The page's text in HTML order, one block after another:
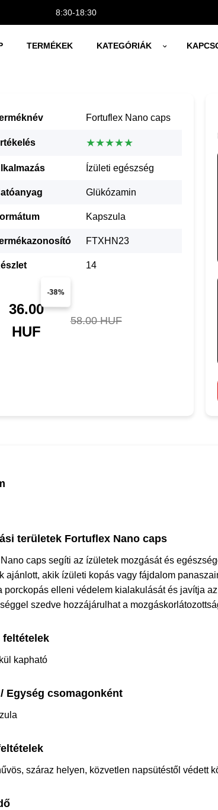
8:30-18:30
TERMÉKEK KATEGÓRIÁK
Fortuflex Nano caps
★★★★★
Ízületi egészség
Glükózamin
Kapszula
FTXHN23
14
-38%
36.00
HUF
58.00 HUF
területek Fortuflex Nano caps
caps segíti az ízületek mozgását és
ajánlott, akik ízületi kopás vagy fájdalom
porckopás elleni védelem kialakulását és javítja
szedve hozzájárulhat a
feltételek
kapható
Egység csomagonként
száraz helyen, közvetlen napsütéstől védett